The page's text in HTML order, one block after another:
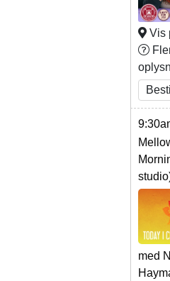
Vis
Bestil
med